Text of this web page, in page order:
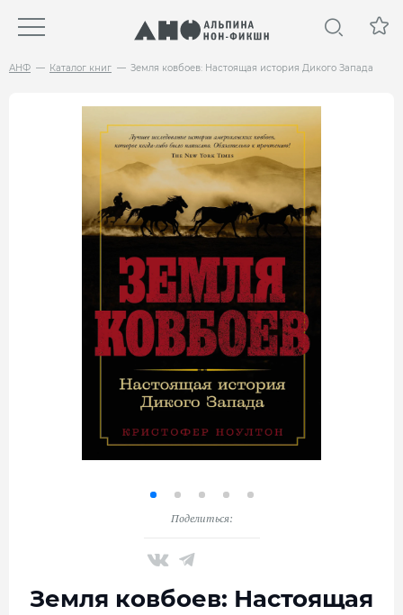
АНФ Каталог книг Земля ковбоев: Настоящая история Дикого Запада
Поделиться:
Земля ковбоев: Настоящая